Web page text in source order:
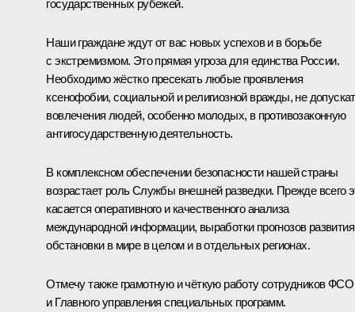
государственных рубежей.
Наши граждане ждут от вас новых успехов и в борьбе
с экстремизмом. Это прямая угроза для единства России.
Необходимо жёстко пресекать любые проявления
ксенофобии, социальной и религиозной вражды, не
вовлечения людей, особенно молодых, в противозаконную
антигосударственную деятельность.
В комплексном обеспечении безопасности нашей страны
возрастает роль Службы внешней разведки. Прежде всего
касается оперативного и качественного анализа
международной информации, выработки прогнозов развития
обстановки в мире в целом и в отдельных регионах.
Отмечу также грамотную и чёткую работу сотрудников ФСО
и Главного управления специальных программ.